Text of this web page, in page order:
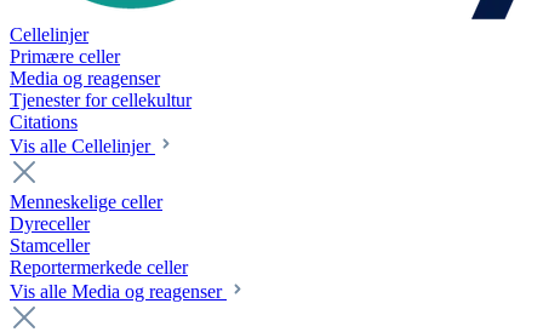
Cellelinjer
Primære celler
Media og reagenser
Tjenester for cellekultur
Citations
Vis alle Cellelinjer
Menneskelige celler
Dyreceller
Stamceller
Reportermerkede celler
Vis alle Media og reagenser